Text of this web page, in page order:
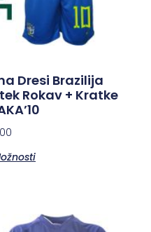
Dresi Brazilija
Rokav + Kratke